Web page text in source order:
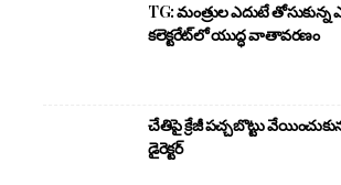
TG: మంత్రుల ఎదుటే తోసుకున్న
కలెక్టరేట్‌లో యుద్ధ వాతావరణం
చేతిపై క్రేజీ పచ్చబొట్టు
డైరెక్టర్